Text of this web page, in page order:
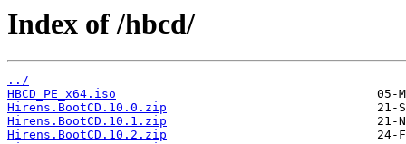
Index of /hbcd/
../
HBCD_PE_x64.iso
Hirens.BootCD.10.0.zip
Hirens.BootCD.10.1.zip
Hirens.BootCD.10.2.zip